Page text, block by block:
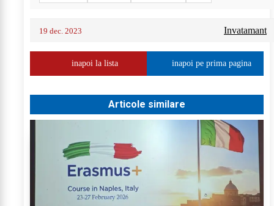
19 dec. 2023 Invatamant
inapoi la lista inapoi pe prima pagina
Articole similare